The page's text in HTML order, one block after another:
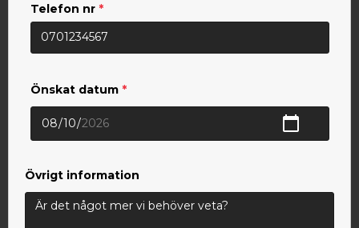
Telefon nr *
Önskat datum *
Övrigt information